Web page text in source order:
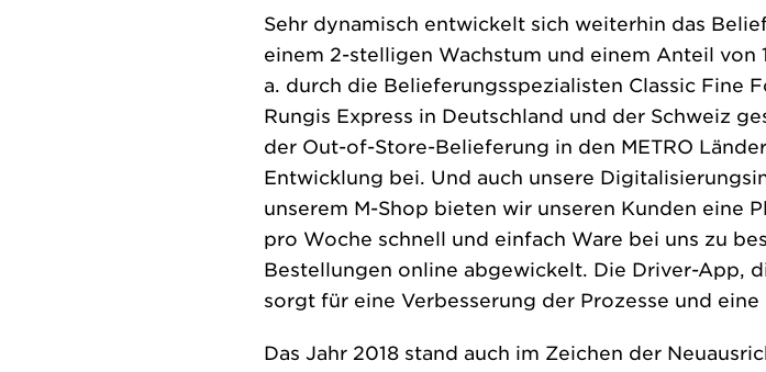
Sehr dynamisch entwickelt sich weiterhin das
einem 2-stelligen Wachstum und einem Anteil von
a. durch die Belieferungsspezialisten Classic Fine
Rungis Express in Deutschland und der Schweiz
der Out-of-Store-Belieferung in den METRO
Entwicklung bei. Und auch unsere
unserem M-Shop bieten wir unseren Kunden eine
pro Woche schnell und einfach Ware bei uns zu
Bestellungen online abgewickelt. Die Driver-App,
sorgt für eine Verbesserung der Prozesse und
Das Jahr 2018 stand auch im Zeichen der